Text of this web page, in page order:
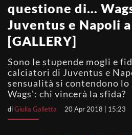
questione di…
Juventus e Napoli
[GALLERY]
Sono le stupende mogli e
calciatori di Juventus e
sensualità si contendono
Wags': chi vincerà la sfida?
diGiulia Galletta 20 Apr 2018 | 15:23